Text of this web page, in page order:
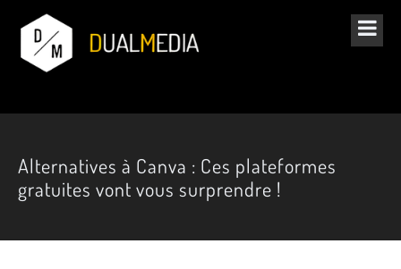
Alternatives à Canva : Ces plateformes
gratuites vont vous surprendre !